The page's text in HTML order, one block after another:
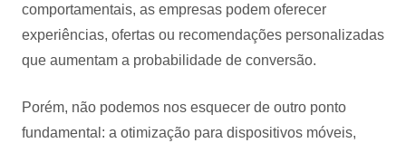
comportamentais, as empresas podem oferecer
experiências, ofertas ou recomendações personalizadas
que aumentam a probabilidade de conversão.
Porém, não podemos nos esquecer de outro ponto
fundamental: a otimização para dispositivos móveis,